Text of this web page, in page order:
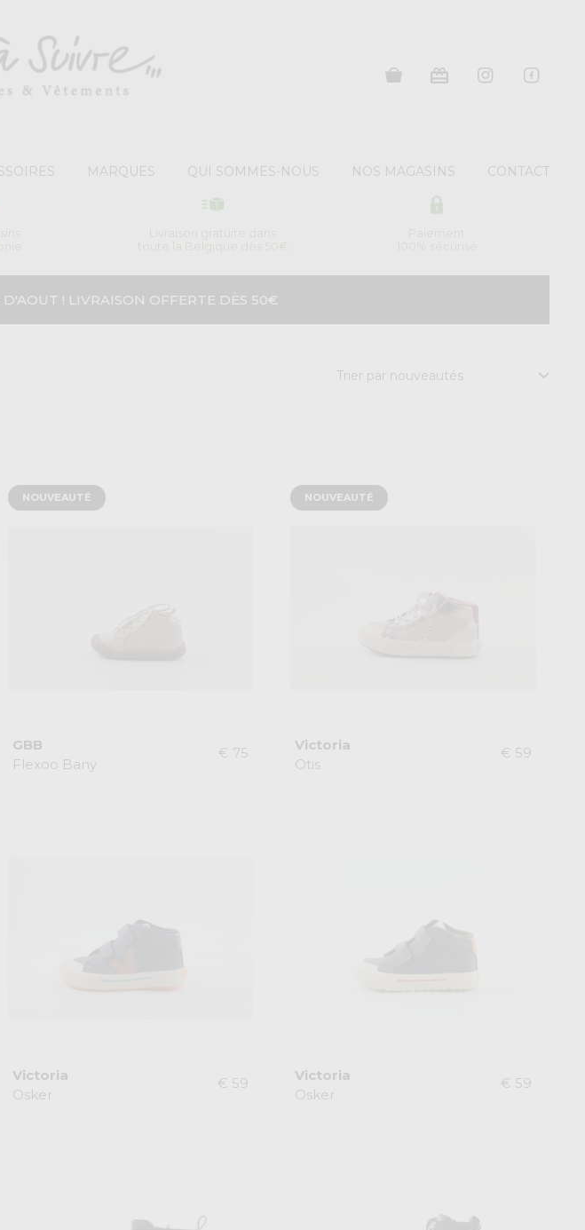
MARQUES QUI SOMMES-NOUS NOS MAGASINS CONTACT
Livraison gratuite dans
toute la Belgique dès 50€
Paiement
100% sécurisé
! LIVRAISON OFFERTE DÈS 50€
NOUVEAUTÉ
GBB
Flexoo Bany
€ 75
NOUVEAUTÉ
Victoria
Otis
€ 59
Victoria
Osker
€ 59
Victoria
Osker
€ 59